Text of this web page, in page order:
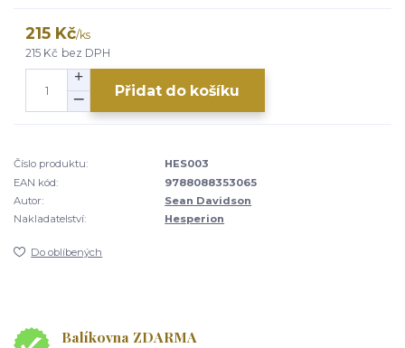
215 Kč/ks
215 Kč bez DPH
Přidat do košíku
Číslo produktu:
HES003
EAN kód:
9788088353065
Autor:
Sean Davidson
Nakladatelství:
Hesperion
Do oblíbených
Balíkovna ZDARMA